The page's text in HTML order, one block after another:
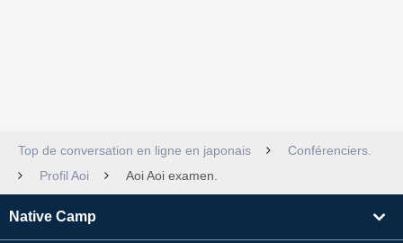
Top de conversation en ligne en japonais
Conférenciers.
Profil Aoi
Aoi Aoi examen.
Native Camp